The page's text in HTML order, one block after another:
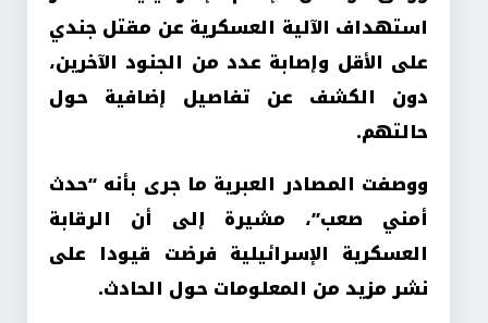
استهداف الآلية العسكرية عن مقتل جندي
على الأقل وإصابة عدد من الجنود الآخرين،
دون الكشف عن تفاصيل إضافية حول
حالتهم.
ووصفت المصادر العبرية ما جرى بأنه “حدث
أمني صعب”، مشيرة إلى أن الرقابة
العسكرية الإسرائيلية فرضت قيودا على
نشر مزيد من المعلومات حول الحادث.